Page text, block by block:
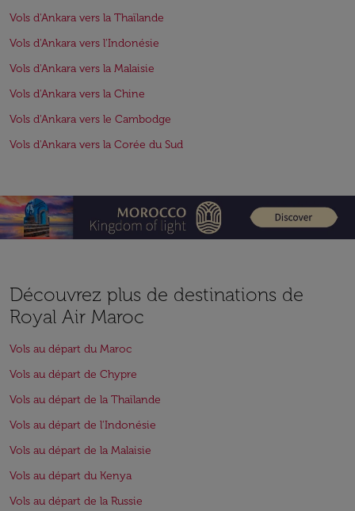
Vols d'Ankara vers la Thaïlande
Vols d'Ankara vers l'Indonésie
Vols d'Ankara vers la Malaisie
Vols d'Ankara vers la Chine
Vols d'Ankara vers le Cambodge
Vols d'Ankara vers la Corée du Sud
Découvrez plus de destinations de
Royal Air Maroc
Vols au départ du Maroc
Vols au départ de Chypre
Vols au départ de la Thaïlande
Vols au départ de l'Indonésie
Vols au départ de la Malaisie
Vols au départ du Kenya
Vols au départ de la Russie